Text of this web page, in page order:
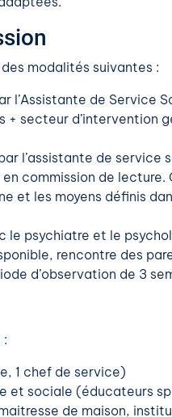
modalités suivantes :
l’Assistante de Service
+ secteur d’intervention
l’assistante de service
commission de
et les moyens définis
le psychiatre et le
rencontre des
d’observation de 3
:
1 chef de service)
et sociale (éducateurs
de maison,